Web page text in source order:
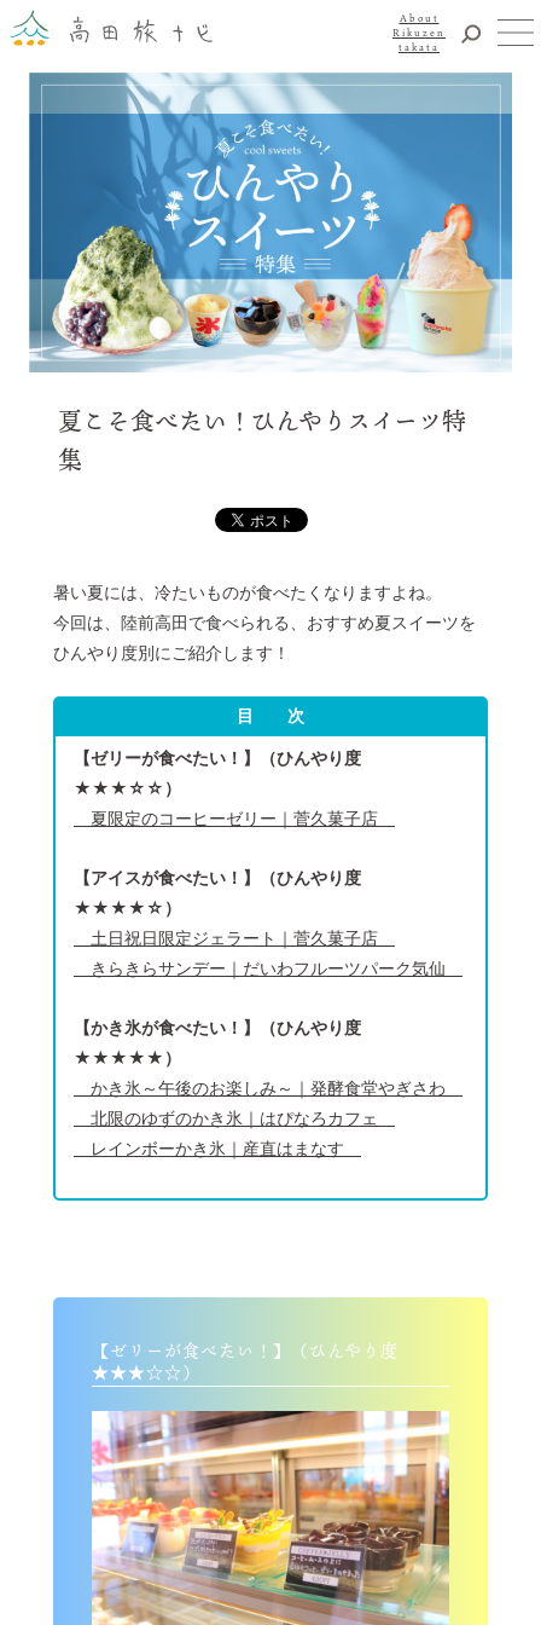
About Rikuzentakata
夏こそ食べたい！ひんやりスイーツ特
集
暑い夏には、冷たいものが食べたくなりますよね。
今回は、陸前高田で食べられる、おすすめ夏スイーツを
ひんやり度別にご紹介します！
目 次
【ゼリーが食べたい！】（ひんやり度
★★★☆☆）
夏限定のコーヒーゼリー｜菅久菓子店
【アイスが食べたい！】（ひんやり度
★★★★☆）
土日祝日限定ジェラート｜菅久菓子店
きらきらサンデー｜だいわフルーツパーク気仙
【かき氷が食べたい！】（ひんやり度
★★★★★）
かき氷～午後のお楽しみ～｜発酵食堂やぎさわ
北限のゆずのかき氷｜はぴなろカフェ
レインボーかき氷｜産直はまなす
【ゼリーが食べたい！】（ひんやり度
★★★☆☆）
About
Rikuzen
takata
観光
体験
震災復興
食事・グルメ
宿泊
イベント
アクセス
お知らせ
YouTubeチャンネル
交通・観光サービス
お問い合わせ
© 2022 一般社団法人 陸前高田市観光物産協会 All Rights Reserved.
Designed by KESENNUMA DESIGN